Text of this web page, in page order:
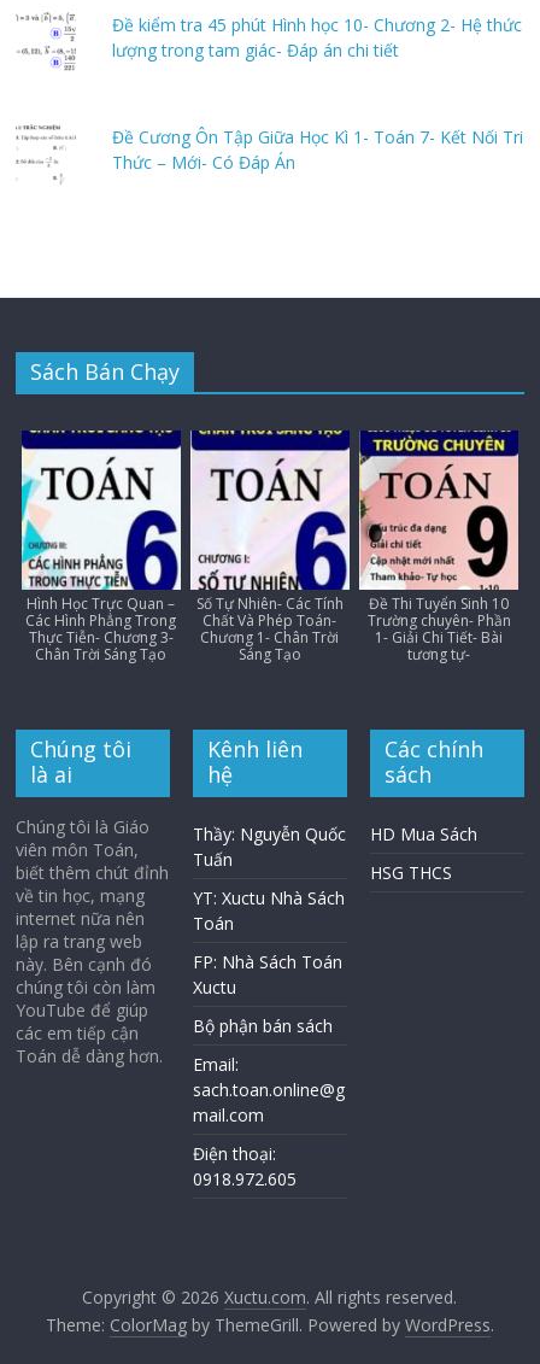
Đề kiểm tra 45 phút Hình học 10- Chương 2- Hệ thức
lượng trong tam giác- Đáp án chi tiết
Đề Cương Ôn Tập Giữa Học Kì 1- Toán 7- Kết Nối Tri
Thức – Mới- Có Đáp Án
Sách Bán Chạy
Hình Học Trực Quan –
Các Hình Phẳng Trong
Thực Tiễn- Chương 3-
Chân Trời Sáng Tạo
Số Tự Nhiên- Các Tính
Chất Và Phép Toán-
Chương 1- Chân Trời
Sáng Tạo
Đề Thi Tuyển Sinh 10
Trường chuyên- Phần
1- Giải Chi Tiết- Bài
tương tự-
Chúng tôi
là ai
Chúng tôi là Giáo
viên môn Toán,
biết thêm chút đỉnh
về tin học, mạng
internet nữa nên
lập ra trang web
này. Bên cạnh đó
chúng tôi còn làm
YouTube để giúp
các em tiếp cận
Toán dễ dàng hơn.
Kênh liên
hệ
Thầy: Nguyễn Quốc
Tuấn
YT: Xuctu Nhà Sách
Toán
FP: Nhà Sách Toán
Xuctu
Bộ phận bán sách
Email:
sach.toan.online@g
mail.com
Điện thoại:
0918.972.605
Các chính
sách
HD Mua Sách
HSG THCS
Copyright © 2026Xuctu.com. All rights reserved.
Theme: ColorMagby ThemeGrill. Powered by WordPress.